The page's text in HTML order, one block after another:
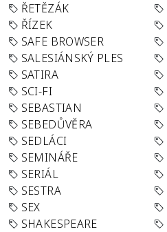
ŘETĚZÁK
ŘÍZEK
SAFE BROWSER
SALESIÁNSKÝ PLES
SATIRA
SCI-FI
SEBASTIAN
SEBEDŮVĚRA
SEDLÁCI
SEMINÁŘE
SERIÁL
SESTRA
SEX
SHAKESPEARE